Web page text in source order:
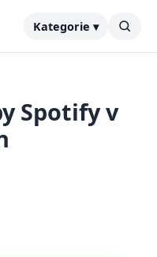
Kategorie ▾
Spotify v